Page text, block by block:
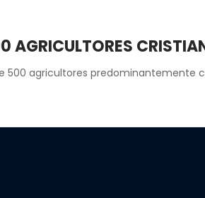
500 agricultores predominantemente